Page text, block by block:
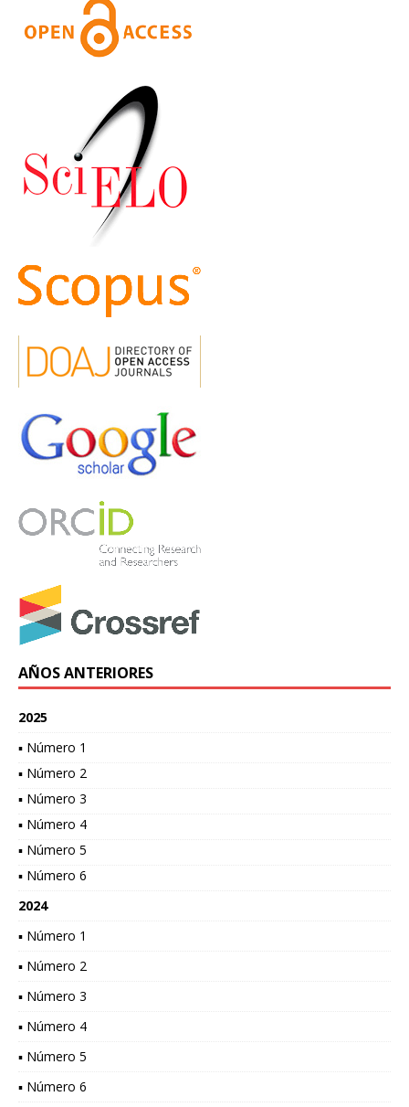
AÑOS ANTERIORES
2025
▪ Número 1
▪ Número 2
▪ Número 3
▪ Número 4
▪ Número 5
▪ Número 6
2024
▪ Número 1
▪ Número 2
▪ Número 3
▪ Número 4
▪ Número 5
▪ Número 6